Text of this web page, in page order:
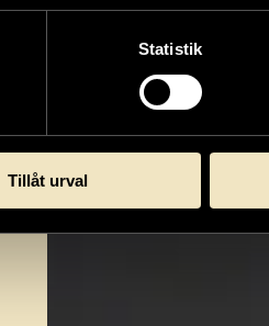
Statistik
Tillåt urval